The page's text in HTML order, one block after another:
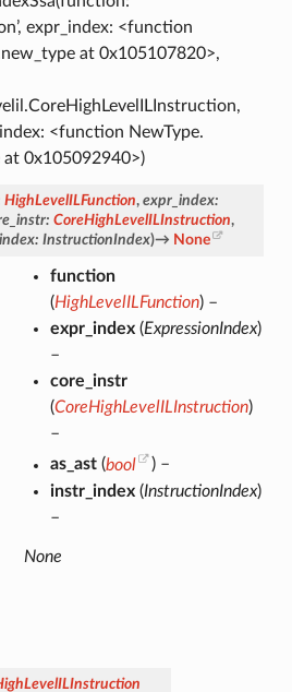
expr_index: <function
at 0x105107820>,
<function NewType.
at 0x105092940>)
HighLevelILFunction, expr_index:
: CoreHighLevelILInstruction,
: InstructionIndex)→ None
function
(HighLevelILFunction) –
expr_index(ExpressionIndex)
–
core_instr
(CoreHighLevelILInstruction)
–
as_ast(bool
) –
instr_index(InstructionIndex)
–
None